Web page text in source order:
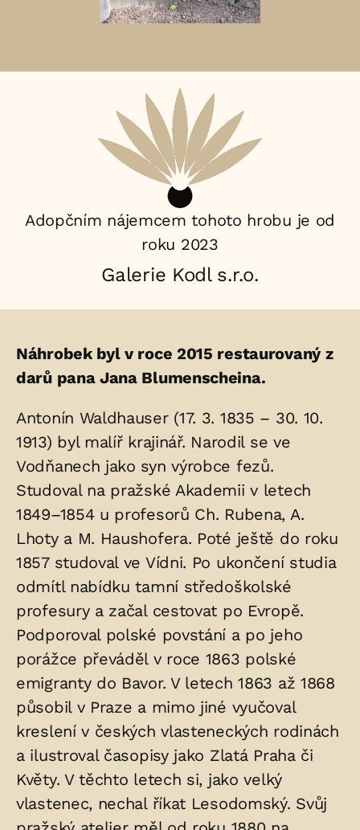
nájemce:
Adopčním nájemcem tohoto hrobu je od
roku 2023
Galerie Kodl s.r.o.
Životopis
osoby/osob
uložených
v
hrobu:
Náhrobek byl v roce 2015 restaurovaný z
darů pana Jana Blumenscheina.
Antonín Waldhauser (17. 3. 1835 – 30. 10.
1913) byl malíř krajinář. Narodil se ve
Vodňanech jako syn výrobce fezů.
Studoval na pražské Akademii v letech
1849–1854 u profesorů Ch. Rubena, A.
Lhoty a M. Haushofera. Poté ještě do roku
1857 studoval ve Vídni. Po ukončení studia
odmítl nabídku tamní středoškolské
profesury a začal cestovat po Evropě.
Podporoval polské povstání a po jeho
porážce převáděl v roce 1863 polské
emigranty do Bavor. V letech 1863 až 1868
působil v Praze a mimo jiné vyučoval
kreslení v českých vlasteneckých rodinách
a ilustroval časopisy jako Zlatá Praha či
Květy. V těchto letech si, jako velký
vlastenec, nechal říkat Lesodomský. Svůj